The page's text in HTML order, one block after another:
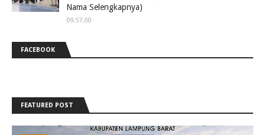
Nama Selengkapnya)
09.57.00
FACEBOOK
FEATURED POST